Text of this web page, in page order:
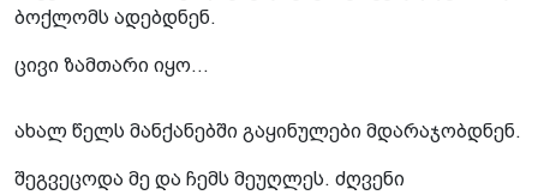
ბოქლომს ადებდნენ.
ცივი ზამთარი იყო…
ახალ წელს მანქანებში გაყინულები მდარაჯობდნენ.
შეგვეცოდა მე და ჩემს მეუღლეს. ძღვენი